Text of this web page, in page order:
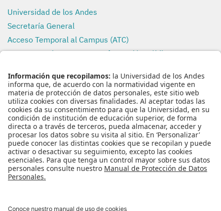
Universidad de los Andes
Secretaría General
Acceso Temporal al Campus (ATC)
Transparencia y Acceso a Información Pública
REDES SOCIALES
ENLACES RÁPIDOS
Nuestro Equipo